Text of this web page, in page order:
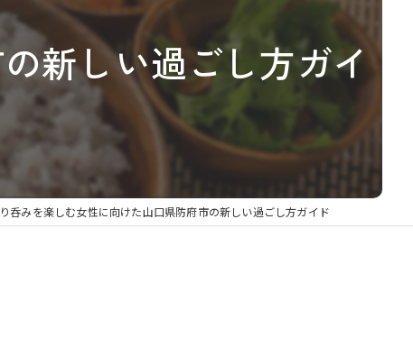
新しい過ごし方ガイ
呑みを楽しむ女性に向けた山口県防府市の新しい過ごし方ガイド